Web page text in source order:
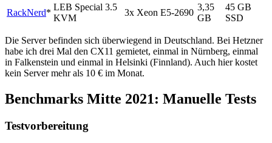
RackNerd*
LEB Special 3.5
KVM
3x Xeon E5-2690
3,35
GB
45 GB
SSD
Die Server befinden sich überwiegend in Deutschland. Bei Hetzner
habe ich drei Mal den CX11 gemietet, einmal in Nürnberg, einmal
in Falkenstein und einmal in Helsinki (Finnland). Auch hier kostet
kein Server mehr als 10 € im Monat.
Benchmarks Mitte 2021: Manuelle Tests
Testvorbereitung